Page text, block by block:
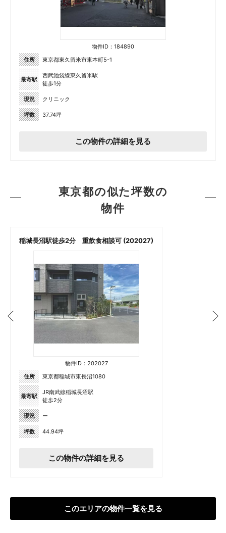
物件ID：184890
住所
東京都東久留米市東本町5-1
最寄駅
西武池袋線東久留米駅
徒歩1分
現況 クリニック
坪数 37.74坪
この物件の詳細を見る
東京都の似た坪数の
物件
稲城長沼駅徒歩2分 重飲食相談可 (202027)
物件ID：202027
住所
東京都稲城市東長沼1080
最寄駅
JR南武線稲城長沼駅
徒歩2分
現況 ー
坪数 44.94坪
この物件の詳細を見る
このエリアの物件一覧を見る